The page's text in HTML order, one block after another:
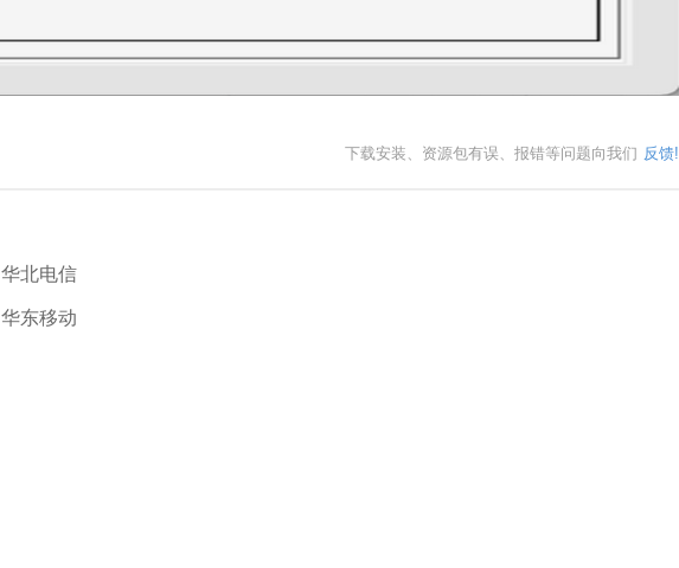
下载安装、资源包有误、报错等问题向我们 反馈!
华北电信
华东移动